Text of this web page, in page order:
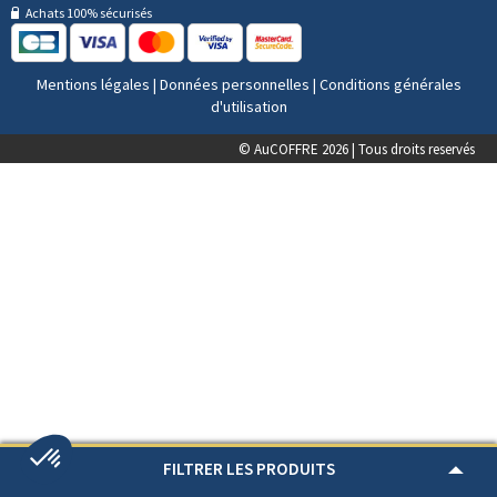
FILTRER LES PRODUITS
Achats 100% sécurisés
Mentions légales | Données personnelles | Conditions générales
d'utilisation
© AuCOFFRE 2026 | Tous droits reservés